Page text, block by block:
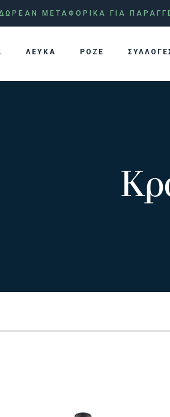
ΜΕΤΑΦΟΡΙΚΑ ΓΙΑ
ΛΕΥΚΑ ΡΟΖΕ